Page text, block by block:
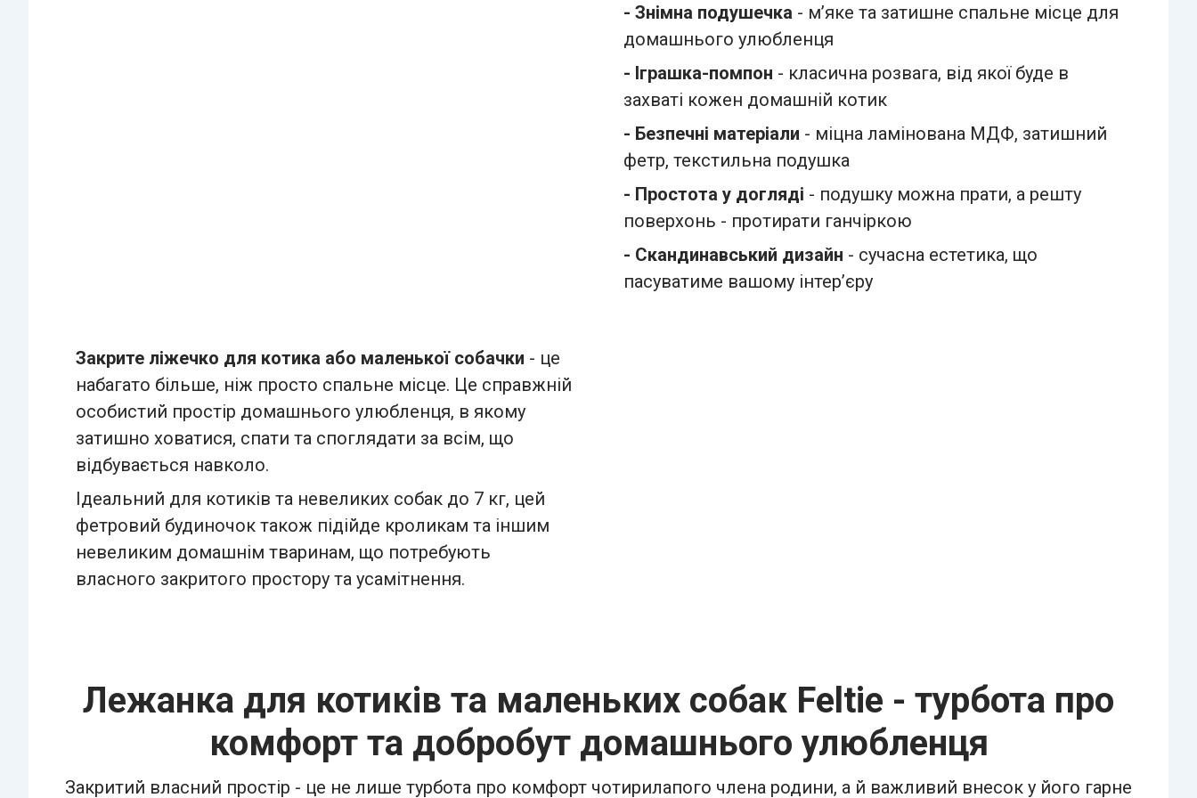
- Знімна подушечка - м’яке та затишне спальне місце для
домашнього улюбленця
- Іграшка-помпон - класична розвага, від якої буде в
захваті кожен домашній котик
- Безпечні матеріали - міцна ламінована МДФ, затишний
фетр, текстильна подушка
- Простота у догляді - подушку можна прати, а решту
поверхонь - протирати ганчіркою
- Скандинавський дизайн - сучасна естетика, що
пасуватиме вашому інтер’єру
Закрите ліжечко для котика або маленької собачки - це
набагато більше, ніж просто спальне місце. Це справжній
особистий простір домашнього улюбленця, в якому
затишно ховатися, спати та споглядати за всім, що
відбувається навколо.
Ідеальний для котиків та невеликих собак до 7 кг, цей
фетровий будиночок також підійде кроликам та іншим
невеликим домашнім тваринам, що потребують
власного закритого простору та усамітнення.
Лежанка для котиків та маленьких собак Feltie - турбота про
комфорт та добробут домашнього улюбленця
Закритий власний простір - це не лише турбота про комфорт чотирилапого члена родини, а й важливий внесок у його гарне